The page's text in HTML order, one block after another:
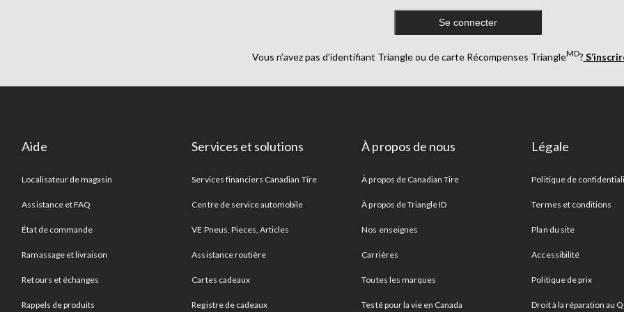
Se connecter
Vous n’avez pas d’identifiant Triangle ou de carte Récompenses TriangleMD?
Aide
Localisateur de magasin
Assistance et FAQ
État de commande
Ramassage et livraison
Retours et échanges
Rappels de produits
Services et solutions
Services financiers Canadian Tire
Centre de service automobile
VE Pneus, Pieces, Articles
Assistance routière
Cartes cadeaux
Registre de cadeaux
À propos de nous
À propos de Canadian Tire
À propos de Triangle ID
Nos enseignes
Carrières
Toutes les marques
Testé pour la vie en Canada
Légale
Politique de
Termes et conditions
Plan du site
Accessibilité
Politique de prix
Droit à la réparation au